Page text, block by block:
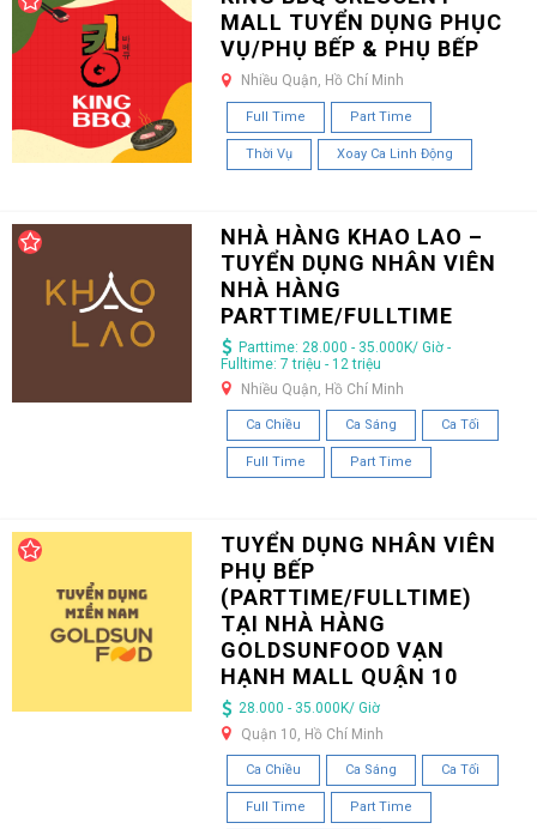
MALL TUYỂN DỤNG PHỤC
VỤ/PHỤ BẾP & PHỤ BẾP
Nhiều Quận, Hồ Chí Minh
Full Time Part Time
Thời Vụ Xoay Ca Linh Động
NHÀ HÀNG KHAO LAO –
TUYỂN DỤNG NHÂN VIÊN
NHÀ HÀNG
PARTTIME/FULLTIME
Parttime: 28.000 - 35.000K/ Giờ -
Fulltime: 7 triệu - 12 triệu
Nhiều Quận, Hồ Chí Minh
Ca Chiều Ca Sáng Ca Tối
Full Time Part Time
TUYỂN DỤNG NHÂN VIÊN
PHỤ BẾP
(PARTTIME/FULLTIME)
TẠI NHÀ HÀNG
GOLDSUNFOOD VẠN
HẠNH MALL QUẬN 10
28.000 - 35.000K/ Giờ
Quận 10, Hồ Chí Minh
Ca Chiều Ca Sáng Ca Tối
Full Time Part Time